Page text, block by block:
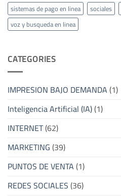
sistemas de pago en linea
sociales
voz y busqueda en linea
CATEGORIES
IMPRESION BAJO DEMANDA(1)
Inteligencia Artificial (IA)(1)
INTERNET(62)
MARKETING(39)
PUNTOS DE VENTA(1)
REDES SOCIALES(36)